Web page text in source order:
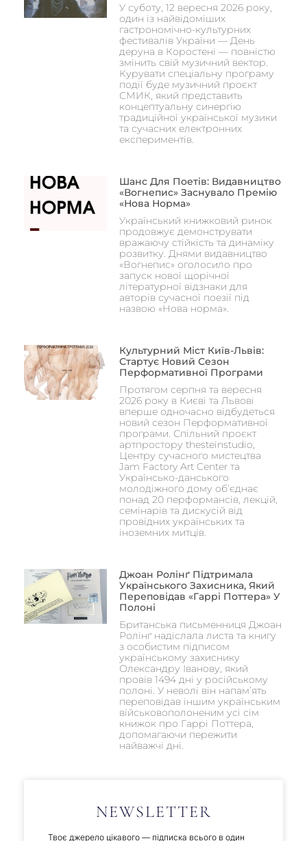
У суботу, 12 вересня 2026 року,
один із найвідоміших
гастрономічно-культурних
фестивалів України — День
деруна в Коростені — повністю
змінить свій музичний вектор.
Курувати спеціальну програму
події буде музичний проєкт
СМИК, який представить
концептуальну синергію
традиційної української музики
та сучасних електронних
експериментів.
Шанс Для Поетів: Видавництво
«Вогнепис» Заснувало Премію
«Нова Норма»
Український книжковий ринок
продовжує демонструвати
вражаючу стійкість та динаміку
розвитку. Днями видавництво
«Вогнепис» оголосило про
запуск нової щорічної
літературної відзнаки для
авторів сучасної поезії під
назвою «Нова норма».
Культурний Міст Київ-Львів:
Стартує Новий Сезон
Перформативної Програми
Протягом серпня та вересня
2026 року в Києві та Львові
вперше одночасно відбудеться
новий сезон Перформативної
програми. Спільний проєкт
артпростору thesteinstudio,
Центру сучасного мистецтва
Jam Factory Art Center та
Українсько-данського
молодіжного дому об’єднає
понад 20 перформансів, лекцій,
семінарів та дискусій від
провідних українських та
іноземних митців.
Джоан Ролінґ Підтримала
Українського Захисника, Який
Переповідав «Гаррі Поттера» У
Полоні
Британська письменниця Джоан
Ролінґ надіслала листа та книгу
з особистим підписом
українському захиснику
Олександру Іванову, який
провів 1494 дні у російському
полоні. У неволі він напам’ять
переповідав іншим українським
військовополоненим усі сім
книжок про Гаррі Поттера,
допомагаючи пережити
найважчі дні.
NEWSLETTER
Твоє джерело цікавого — підписка всього в один